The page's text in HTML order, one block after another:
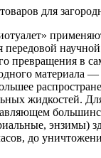
для
передовой
превращения в
материала
жидкостей.
энзимы)
до